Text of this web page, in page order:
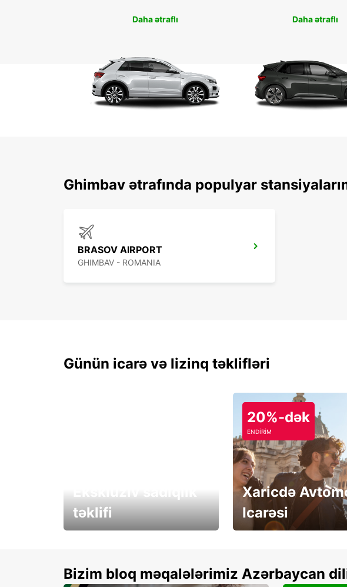
Daha ətraflı Daha ətraflı
Ghimbav ətrafında populyar
BRASOV AIRPORT
GHIMBAV - ROMANIA
Günün icarə və lizinq təklifləri
təklifi
20%-dək
ENDİRİM
Xaricdə
Icarəsi
Bizim bloq məqalələrimiz Azərbaycan